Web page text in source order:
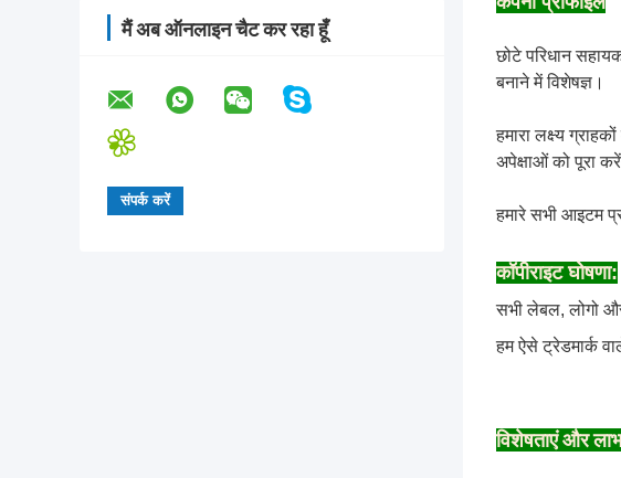
मैं अब ऑनलाइन चैट कर रहा हूँ
छोटे परिधान
बनाने में विशेषज्ञ।
हमारा लक्ष्य
अपेक्षाओं को पूरा
हमारे सभी आइटम
कॉपीराइट घोषणा:
सभी लेबल, लोगो और
हम ऐसे ट्रेडमार्क
विशेषताएं और लाभ